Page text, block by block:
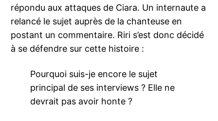
répondu aux attaques de Ciara. Un internaute a
relancé le sujet auprès de la chanteuse en
postant un commentaire. Riri s’est donc décidé
à se défendre sur cette histoire :
Pourquoi suis-je encore le sujet
principal de ses interviews ? Elle ne
devrait pas avoir honte ?